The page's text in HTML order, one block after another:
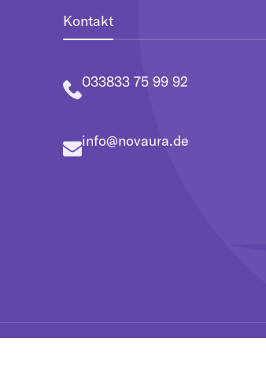
Kontakt
033833 75 99 92
info@novaura.de